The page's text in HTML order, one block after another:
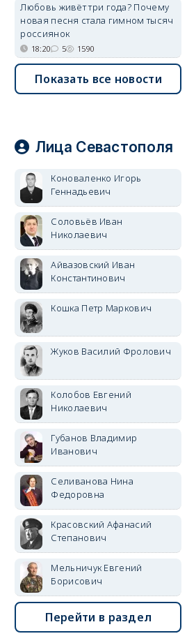
Любовь живёт три года? Почему
новая песня стала гимном тысяч
россиянок
18:20 5 1590
Показать все новости
Лица Севастополя
Коноваленко Игорь
Геннадьевич
Соловьёв Иван
Николаевич
Айвазовский Иван
Константинович
Кошка Петр Маркович
Жуков Василий Фролович
Колобов Евгений
Николаевич
Губанов Владимир
Иванович
Селиванова Нина
Федоровна
Красовский Афанасий
Степанович
Мельничук Евгений
Борисович
Перейти в раздел